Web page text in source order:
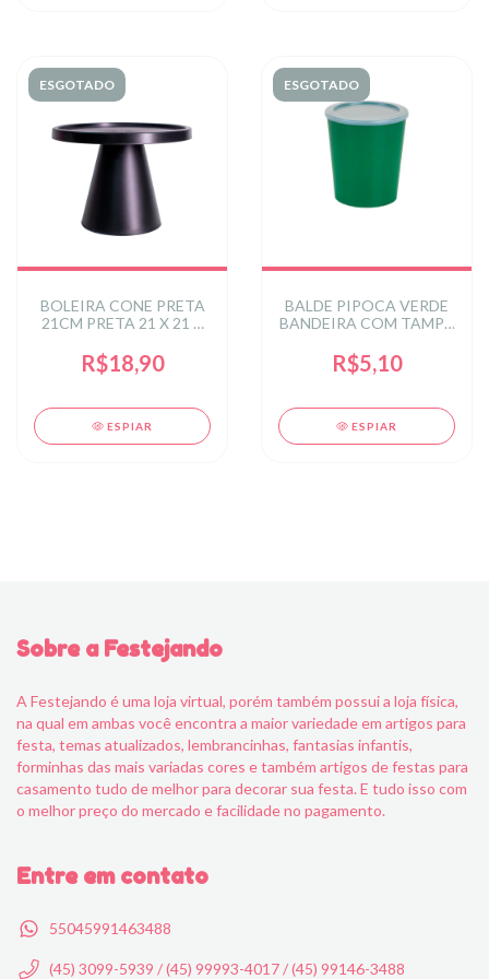
ESGOTADO
BOLEIRA CONE PRETA
21CM PRETA 21 X 21 X
R$18,90
ESPIAR
ESGOTADO
BALDE PIPOCA VERDE
BANDEIRA COM TAMPA
R$5,10
ESPIAR
Sobre a Festejando
A Festejando é uma loja virtual, porém também possui a loja física,
na qual em ambas você encontra a maior variedade em artigos para
festa, temas atualizados, lembrancinhas, fantasias infantis,
forminhas das mais variadas cores e também artigos de festas para
casamento tudo de melhor para decorar sua festa. E tudo isso com
o melhor preço do mercado e facilidade no pagamento.
Entre em contato
55045991463488
(45) 3099-5939 / (45) 99993-4017 / (45) 99146-3488